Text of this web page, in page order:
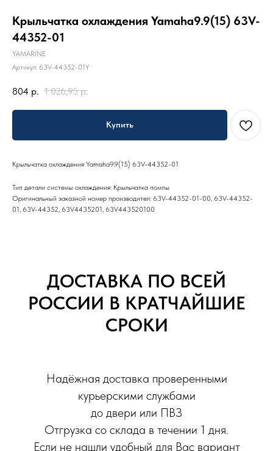
Крыльчатка охлаждения Yamaha9.9(15) 63V-
44352-01
YAMARINE
Артикул: 63V-44352-01Y
804 р. 1 026,95 р.
Купить
Крыльчатка охлаждения Yamaha9.9(15) 63V-44352-01
Тип детали системы охлаждения: Крыльчатка помпы
Оригинальный заказной номер производител: 63V-44352-01-00, 63V-44352-
01, 63V-44352, 63V4435201, 63V443520100
ДОСТАВКА ПО ВСЕЙ
РОССИИ В КРАТЧАЙШИЕ
СРОКИ
Надёжная доставка проверенными
курьерскими службами
до двери или ПВЗ
Отгрузка со склада в течении 1 дня.
Если не нашли удобный для Вас вариант